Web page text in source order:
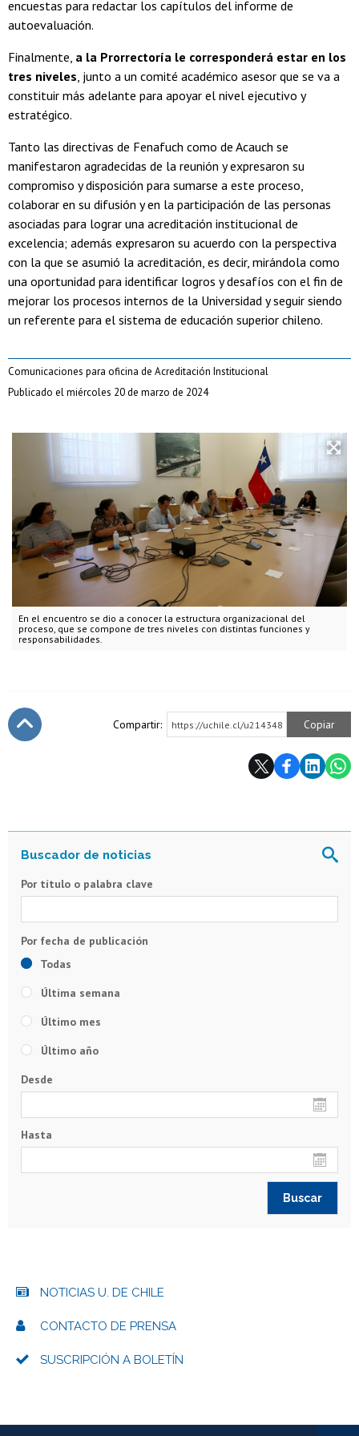
En el encuentro se dio a conocer la estructura organizacional del
proceso, que se compone de tres niveles con distintas funciones y
responsabilidades.
encuestas para redactar los capítulos del informe de
autoevaluación.
Finalmente, a la Prorrectoría le corresponderá estar en los
tres niveles, junto a un comité académico asesor que se va a
constituir más adelante para apoyar el nivel ejecutivo y
estratégico.
Tanto las directivas de Fenafuch como de Acauch se
manifestaron agradecidas de la reunión y expresaron su
compromiso y disposición para sumarse a este proceso,
colaborar en su difusión y en la participación de las personas
asociadas para lograr una acreditación institucional de
excelencia; además expresaron su acuerdo con la perspectiva
con la que se asumió la acreditación, es decir, mirándola como
una oportunidad para identificar logros y desafíos con el fin de
mejorar los procesos internos de la Universidad y seguir siendo
un referente para el sistema de educación superior chileno.
Comunicaciones para oficina de Acreditación Institucional
Publicado el miércoles 20 de marzo de 2024
Compartir: https://uchile.cl/u214348 Copiar
Por título o palabra clave
Todas
Última semana
Último mes
Último año
Desde
Hasta
NOTICIAS U. DE CHILE
CONTACTO DE PRENSA
SUSCRIPCIÓN A BOLETÍN